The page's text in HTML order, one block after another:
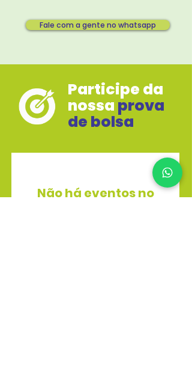
Fale com a gente no whatsapp
Participe da
nossa prova
de bolsa
Não há eventos no